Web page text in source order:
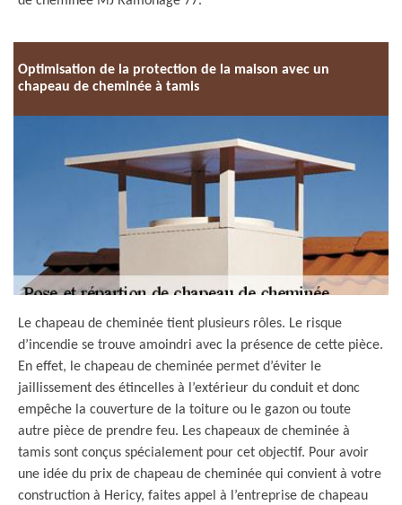
Optimisation de la protection de la maison avec un
chapeau de cheminée à tamis
Le chapeau de cheminée tient plusieurs rôles. Le risque
d’incendie se trouve amoindri avec la présence de cette pièce.
En effet, le chapeau de cheminée permet d’éviter le
jaillissement des étincelles à l’extérieur du conduit et donc
empêche la couverture de la toiture ou le gazon ou toute
autre pièce de prendre feu. Les chapeaux de cheminée à
tamis sont conçus spécialement pour cet objectif. Pour avoir
une idée du prix de chapeau de cheminée qui convient à votre
construction à Hericy, faites appel à l’entreprise de chapeau